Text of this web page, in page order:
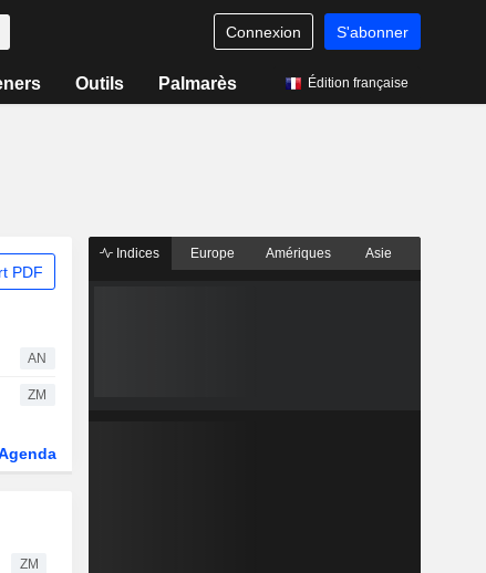
Connexion S'abonner
Outils Palmarès Édition française
PDF
AN
ZM
ZM
Indices Europe Amériques Asie